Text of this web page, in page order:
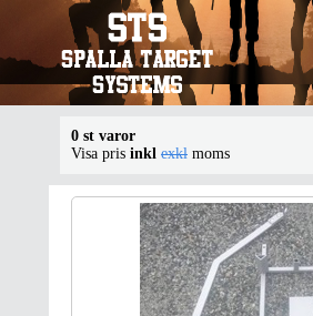
0 st varor
Visa pris inkl exkl moms